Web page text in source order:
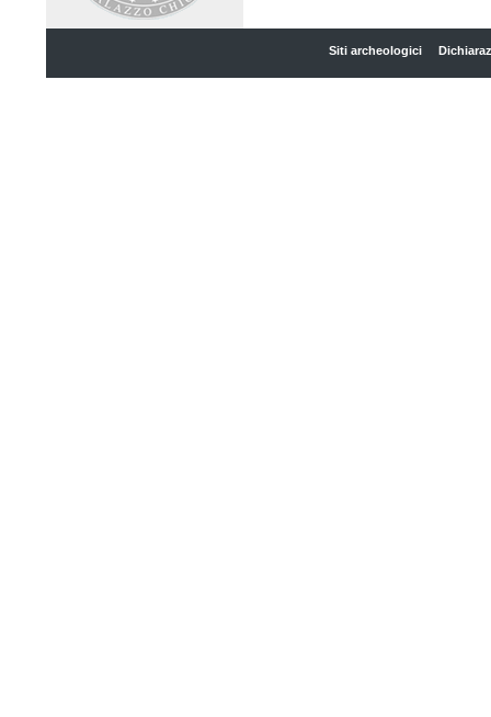
Siti archeologici